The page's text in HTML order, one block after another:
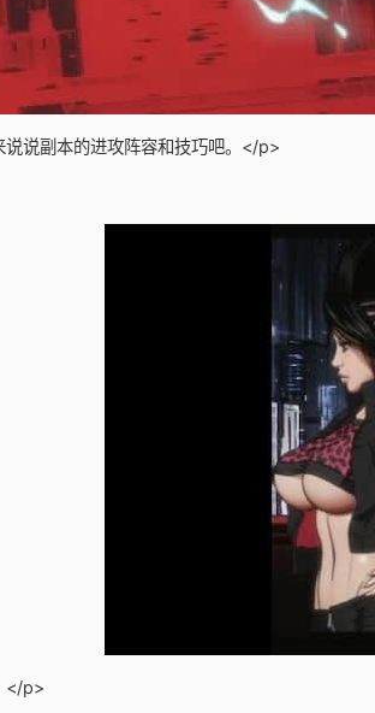
说副本的进攻阵容和技巧吧。</p>
</p>